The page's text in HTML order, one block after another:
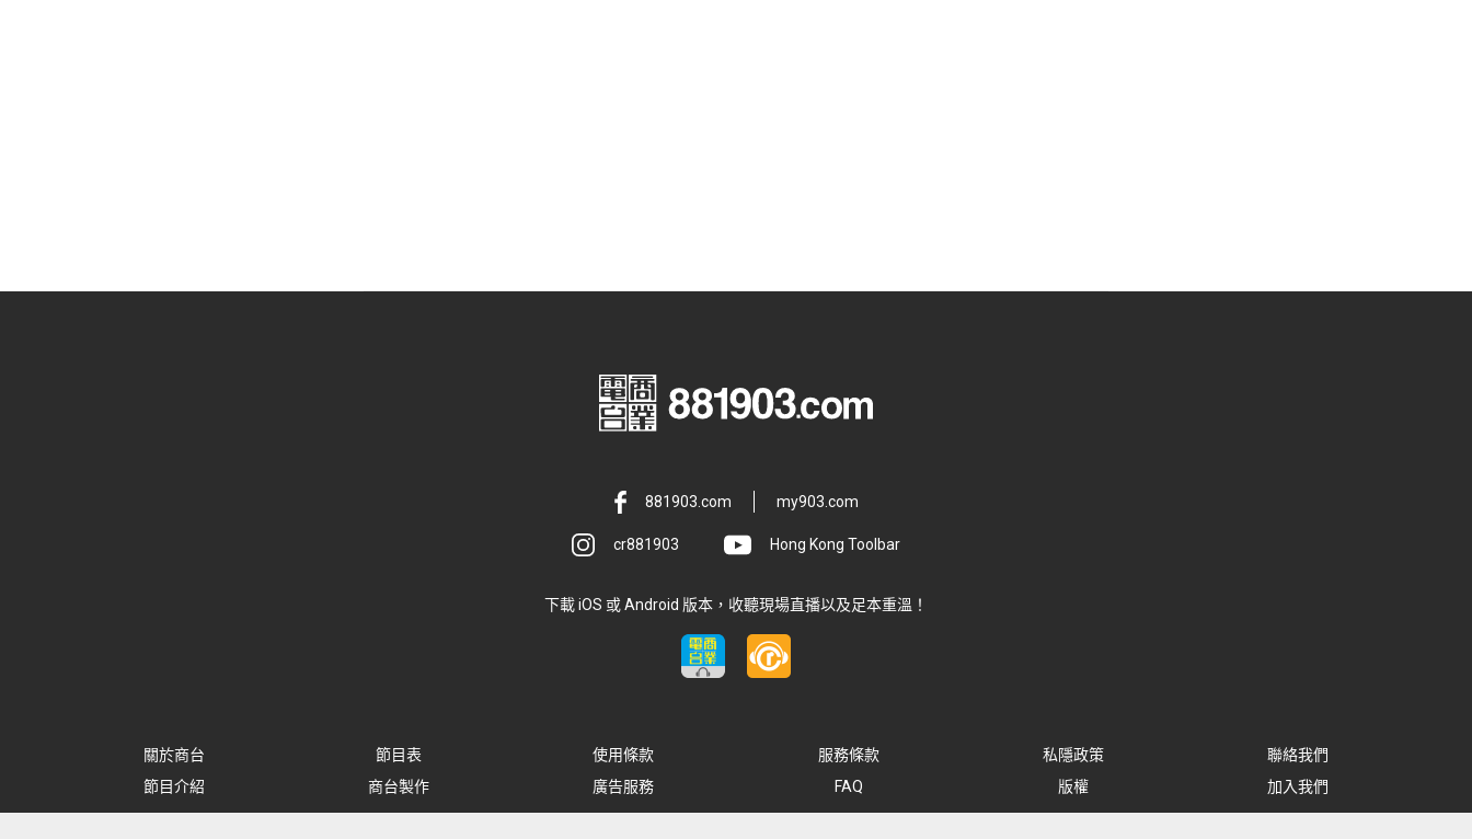
881903.com my903.com
cr881903 Hong Kong Toolbar
下載 iOS 或 Android 版本，收聽現場直播以及足本重溫！
關於商台 節目表 使用條款 服務條款 私隱政策
聯絡我們
節目介紹
商台製作 廣告服務 FAQ 版權 加入我們